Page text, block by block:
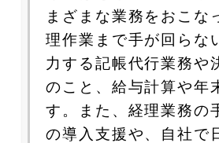
まざまな業務をおこな
理作業まで手が回らな
力する記帳代行業務や
のこと、給与計算や年
す。また、経理業務の
の導入支援や、自社で